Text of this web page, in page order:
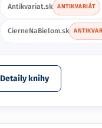
Antikvariat.sk ANTIKVARIÁT
CierneNaBielom.sk
Detaily knihy